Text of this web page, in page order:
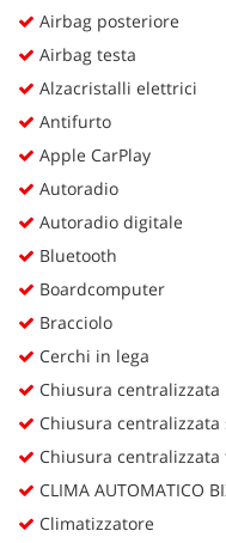
Airbag posteriore
Airbag testa
Alzacristalli elettrici
Antifurto
Apple CarPlay
Autoradio
Autoradio digitale
Bluetooth
Boardcomputer
Bracciolo
Cerchi in lega
Chiusura centralizzata
Chiusura centralizzata
Chiusura centralizzata
CLIMA AUTOMATICO
Climatizzatore